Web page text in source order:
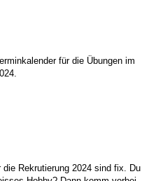
für die Übungen im
die Rekrutierung 2024 sind fix. Du